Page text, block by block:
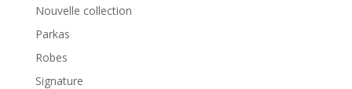
Nouvelle collection
Parkas
Robes
Signature